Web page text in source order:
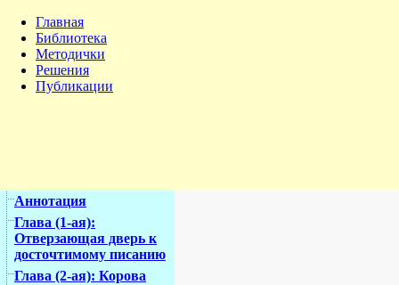
Главная
Библиотека
Методички
Решения
Публикации
Аннотация
Глава (1-ая):
Отверзающая дверь к
досточтимому писанию
Глава (2-ая): Корова